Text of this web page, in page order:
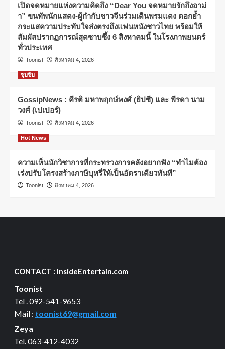
เปิดจดหมายแห่งความคิดถึง “Dear You จดหมายรักถึงอาม่
า” ขนทัพนักแสดง-ผู้กำกับชาวจีนร่วมเดินพรมแดง ตอกย้ำ
กระแสความประทับใจส่งตรงถึงแฟนหนังชาวไทย พร้อมให้
สัมผัสปรากฏการณ์สุดซาบซึ้ง 6 สิงหาคมนี้ ในโรงภาพยนตร์
ทั่วประเทศ
Toonist สิงหาคม 4, 2026
ซุบซิบ
GossipNews : คีรติ มหาพฤกษ์พงศ์ (ยิปซี) และ พีรดา นาม
วงศ์ (เปเปอร์)
Toonist สิงหาคม 4, 2026
Hot News
ความเห็นนักวิชาการที่กระทรวงการคลังอยากฟัง “ทำไมต้อง
เร่งปรับโครงสร้างภาษีบุหรี่ให้เป็นอัตราเดียวทันที”
Toonist สิงหาคม 4, 2026
CONTACT : InsideEntertain.com
Toonist
Tel . 092-541-9653
Mail : toonist69@gmail.com
Zeya
Tel. 063-412-4032